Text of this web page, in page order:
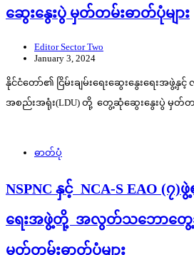
ဆွေးနွေးပွဲ မှတ်တမ်းဓာတ်ပုံများ
Editor Sector Two
January 3, 2024
နိုင်ငံတော်၏ ငြိမ်းချမ်းရေးဆွေးနွေးရေးအဖွဲ့
အစည်းအရုံး(LDU) တို့ တွေ့ဆုံဆွေးနွေးပွဲ မှတ်တမ်
ဓာတ်ပုံ
NSPNC နှင့် NCA-S EAO (
ရေးအဖွဲ့တို့ အလွတ်သဘောတွေ့
မှတ်တမ်းဓာတ်ပုံများ